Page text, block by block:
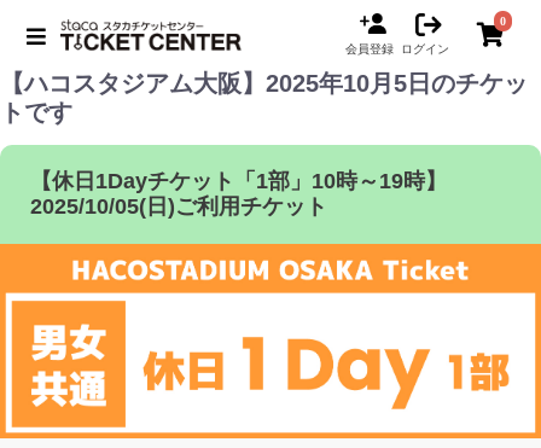
会員登録 ログイン
0
【ハコスタジアム大阪】2025年10月5日のチケッ
トです
【休日1Dayチケット「1部」10時～19時】
2025/10/05(日)ご利用チケット